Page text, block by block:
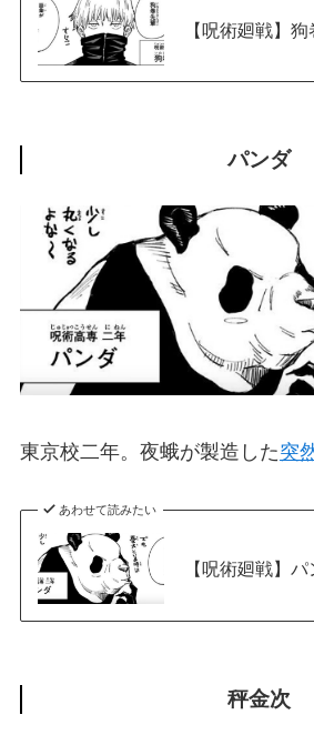
【呪術廻戦】狗
パンダ
東京校二年。夜蛾が製造した突
あわせて読みたい
【呪術廻戦】
秤金次